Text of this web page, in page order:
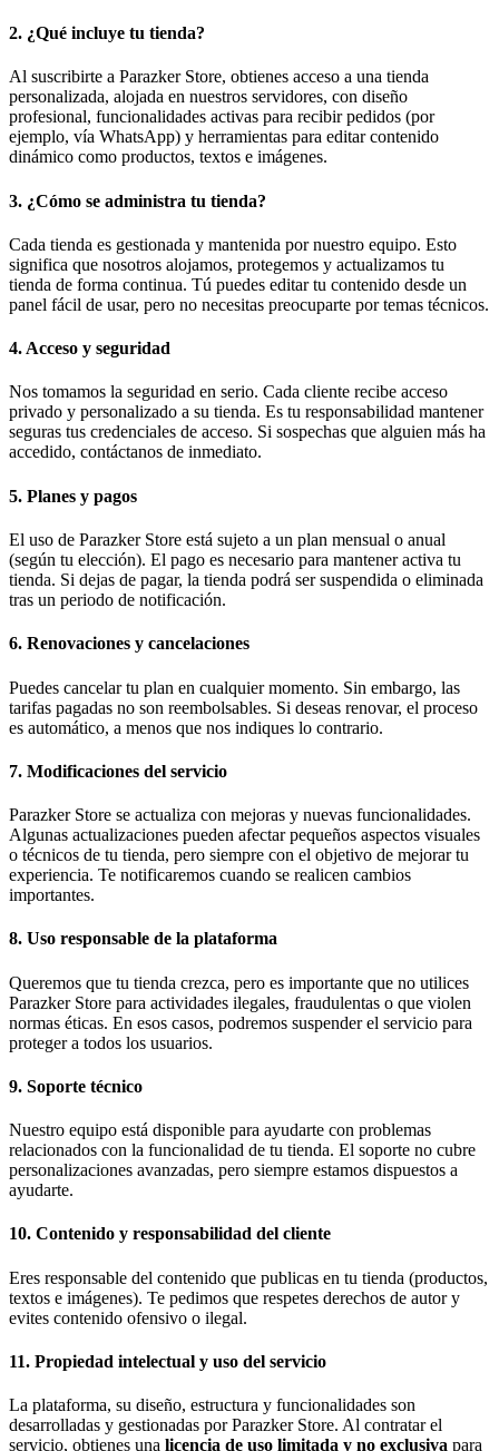
2. ¿Qué incluye tu tienda?
Al suscribirte a Parazker Store, obtienes acceso a una tienda
personalizada, alojada en nuestros servidores, con diseño
profesional, funcionalidades activas para recibir pedidos (por
ejemplo, vía WhatsApp) y herramientas para editar contenido
dinámico como productos, textos e imágenes.
3. ¿Cómo se administra tu tienda?
Cada tienda es gestionada y mantenida por nuestro equipo. Esto
significa que nosotros alojamos, protegemos y actualizamos tu
tienda de forma continua. Tú puedes editar tu contenido desde un
panel fácil de usar, pero no necesitas preocuparte por temas técnicos.
4. Acceso y seguridad
Nos tomamos la seguridad en serio. Cada cliente recibe acceso
privado y personalizado a su tienda. Es tu responsabilidad mantener
seguras tus credenciales de acceso. Si sospechas que alguien más ha
accedido, contáctanos de inmediato.
5. Planes y pagos
El uso de Parazker Store está sujeto a un plan mensual o anual
(según tu elección). El pago es necesario para mantener activa tu
tienda. Si dejas de pagar, la tienda podrá ser suspendida o eliminada
tras un periodo de notificación.
6. Renovaciones y cancelaciones
Puedes cancelar tu plan en cualquier momento. Sin embargo, las
tarifas pagadas no son reembolsables. Si deseas renovar, el proceso
es automático, a menos que nos indiques lo contrario.
7. Modificaciones del servicio
Parazker Store se actualiza con mejoras y nuevas funcionalidades.
Algunas actualizaciones pueden afectar pequeños aspectos visuales
o técnicos de tu tienda, pero siempre con el objetivo de mejorar tu
experiencia. Te notificaremos cuando se realicen cambios
importantes.
8. Uso responsable de la plataforma
Queremos que tu tienda crezca, pero es importante que no utilices
Parazker Store para actividades ilegales, fraudulentas o que violen
normas éticas. En esos casos, podremos suspender el servicio para
proteger a todos los usuarios.
9. Soporte técnico
Nuestro equipo está disponible para ayudarte con problemas
relacionados con la funcionalidad de tu tienda. El soporte no cubre
personalizaciones avanzadas, pero siempre estamos dispuestos a
ayudarte.
10. Contenido y responsabilidad del cliente
Eres responsable del contenido que publicas en tu tienda (productos,
textos e imágenes). Te pedimos que respetes derechos de autor y
evites contenido ofensivo o ilegal.
11. Propiedad intelectual y uso del servicio
La plataforma, su diseño, estructura y funcionalidades son
desarrolladas y gestionadas por Parazker Store. Al contratar el
servicio, obtienes una licencia de uso limitada y no exclusiva para